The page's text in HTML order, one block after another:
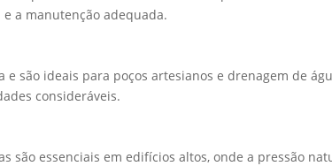
a manutenção adequada.
são ideais para poços artesianos e drenagem de
consideráveis.
são essenciais em edifícios altos, onde a pressão